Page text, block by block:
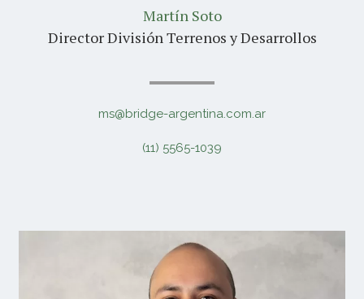
Martín Soto
Director División Terrenos y Desarrollos
ms@bridge-argentina.com.ar
(11) 5565-1039